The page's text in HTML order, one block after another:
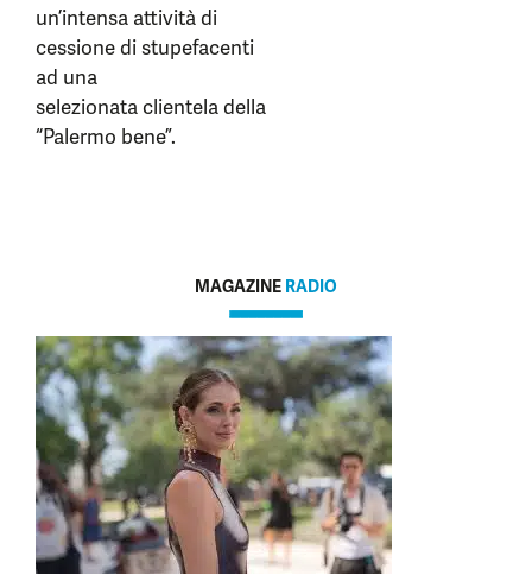
un’intensa attività di
cessione di stupefacenti
ad una
selezionata clientela della
“Palermo bene”.
MAGAZINE RADIO